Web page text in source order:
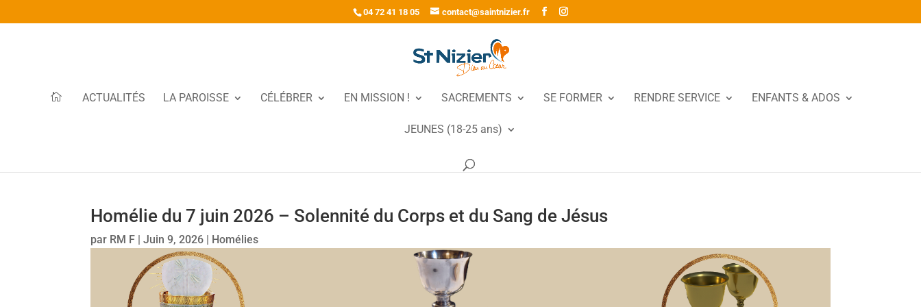
04 72 41 18 05 contact@saintnizier.fr
ACTUALITÉS LA PAROISSE CÉLÉBRER EN MISSION ! SACREMENTS SE FORMER RENDRE SERVICE ENFANTS & ADOS
JEUNES (18-25 ans)
Homélie du 7 juin 2026 – Solennité du Corps et du Sang de Jésus
par RM F | Juin 9, 2026 | Homélies